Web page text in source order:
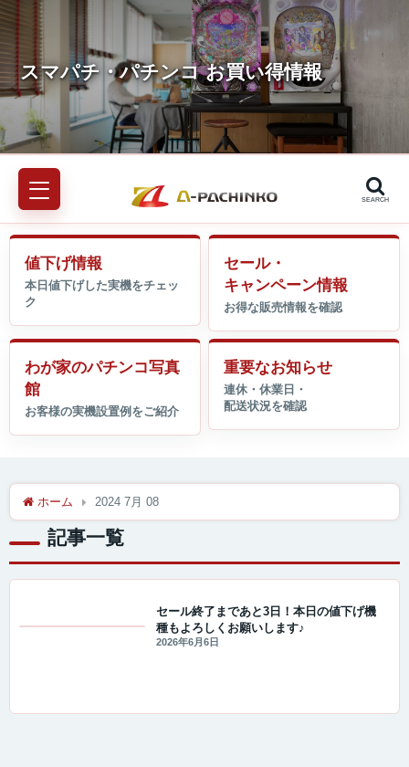
SEARCH
値下げ情報
セール・
キャンペーン情報
わが家のパチンコ写真
館
重要なお知らせ
ホーム 2024 7月 08
記事一覧
セール終了まであと3日！本日の値下げ機
種もよろしくお願いします♪
2026年6月6日